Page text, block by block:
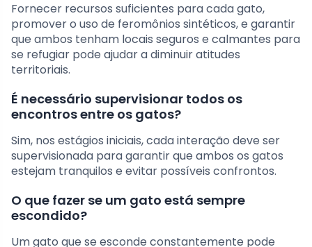
Fornecer recursos suficientes para cada gato,
promover o uso de feromônios sintéticos, e garantir
que ambos tenham locais seguros e calmantes para
se refugiar pode ajudar a diminuir atitudes
territoriais.
É necessário supervisionar todos os
encontros entre os gatos?
Sim, nos estágios iniciais, cada interação deve ser
supervisionada para garantir que ambos os gatos
estejam tranquilos e evitar possíveis confrontos.
O que fazer se um gato está sempre
escondido?
Um gato que se esconde constantemente pode